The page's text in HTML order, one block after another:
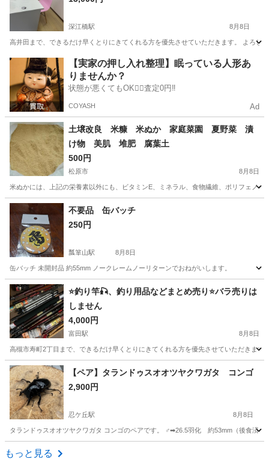
深江橋駅 8月8日
高井田まで、できるだけ早くとりにきてくれる方を優先させていただきます。 よろし
大阪 大阪市 深江橋駅 その他 カウンター
【実家の押し入れ整理】眠っている人形あ
りませんか？
状態が悪くてもOK🙆‍♀️査定0円‼️
COYASH Ad
土壌改良 米糠 米ぬか 家庭菜園 夏野菜 漬
け物 美肌 堆肥 腐葉土
500円
松原市 8月8日
米ぬかには、上記の栄養素以外にも、ビタミンE、ミネラル、食物繊維、ポリフェノ
大阪 松原市 その他 家庭菜園
不要品 缶バッチ
250円
瓢箪山駅 8月8日
缶バッチ 未開封品 約55mm ノークレームノーリターンでおねがいします。
大阪 東大阪市 瓢箪山駅 その他 バッチ
⭐️釣り竿🎣、釣り用品などまとめ売り⭐️バラ売りは
しません
4,000円
富田駅 8月8日
高槻市寿町2丁目まで、できるだけ早くとりにきてくれる方を優先させていただきま
大阪 高槻市 富田駅 その他
【ペア】タランドゥスオオツヤクワガタ コンゴ
2,900円
忍ケ丘駅 8月8日
タランドゥスオオツヤクワガタ コンゴのペアです。 ♂➡︎26.5羽化 約53mm（後食
大阪 四條畷市
もっと見る